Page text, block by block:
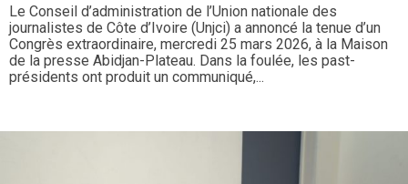
Le Conseil d’administration de l’Union nationale des
journalistes de Côte d’Ivoire (Unjci) a annoncé la tenue d’un
Congrès extraordinaire, mercredi 25 mars 2026, à la Maison
de la presse Abidjan-Plateau. Dans la foulée, les past-
présidents ont produit un communiqué,...